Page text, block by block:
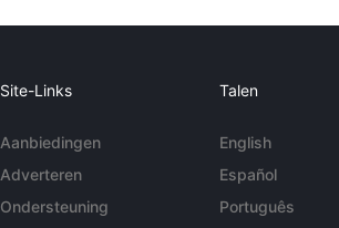
Site-Links
Aanbiedingen
Adverteren
Ondersteuning
Talen
English
Español
Português